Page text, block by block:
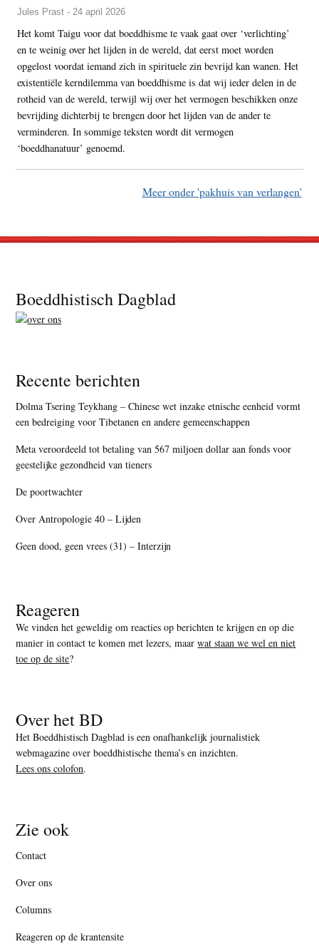
Jules Prast - 24 april 2026
Het komt Taigu voor dat boeddhisme te vaak gaat over ‘verlichting’
en te weinig over het lijden in de wereld, dat eerst moet worden
opgelost voordat iemand zich in spirituele zin bevrijd kan wanen. Het
existentiële kerndilemma van boeddhisme is dat wij ieder delen in de
rotheid van de wereld, terwijl wij over het vermogen beschikken onze
bevrijding dichterbij te brengen door het lijden van de ander te
verminderen. In sommige teksten wordt dit vermogen
‘boeddhanatuur’ genoemd.
Meer onder 'pakhuis van verlangen'
Footer
Boeddhistisch Dagblad
Recente berichten
Dolma Tsering Teykhang – Chinese wet inzake etnische eenheid vormt
een bedreiging voor Tibetanen en andere gemeenschappen
Meta veroordeeld tot betaling van 567 miljoen dollar aan fonds voor
geestelijke gezondheid van tieners
De poortwachter
Over Antropologie 40 – Lijden
Geen dood, geen vrees (31) – Interzijn
Reageren
We vinden het geweldig om reacties op berichten te krijgen en op die
manier in contact te komen met lezers, maarwat staan we wel en niet
toe op de site?
Over het BD
Het Boeddhistisch Dagblad is een onafhankelijk journalistiek
webmagazine over boeddhistische thema’s en inzichten.
Lees ons colofon.
Zie ook
Contact
Over ons
Columns
Reageren op de krantensite